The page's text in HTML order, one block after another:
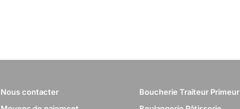
Nous contacter
Boucherie Traiteur Primeur